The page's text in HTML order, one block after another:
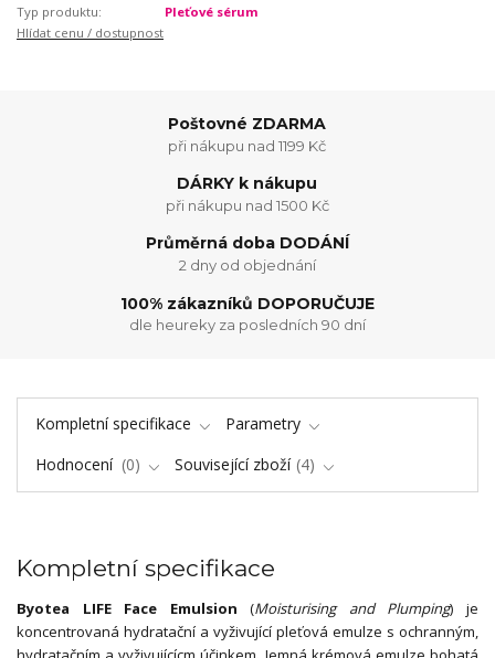
Typ produktu:
Pleťové sérum
Hlídat cenu / dostupnost
Poštovné ZDARMA
při nákupu nad 1199 Kč
DÁRKY k nákupu
při nákupu nad 1500 Kč
Průměrná doba DODÁNÍ
2 dny od objednání
100% zákazníků DOPORUČUJE
dle heureky za posledních 90 dní
Kompletní specifikace
Parametry
Hodnocení
0 Související zboží 4
Kompletní specifikace
Byotea LIFE Face Emulsion (Moisturising and Plumping) je
koncentrovaná hydratační a vyživující pleťová emulze s ochranným,